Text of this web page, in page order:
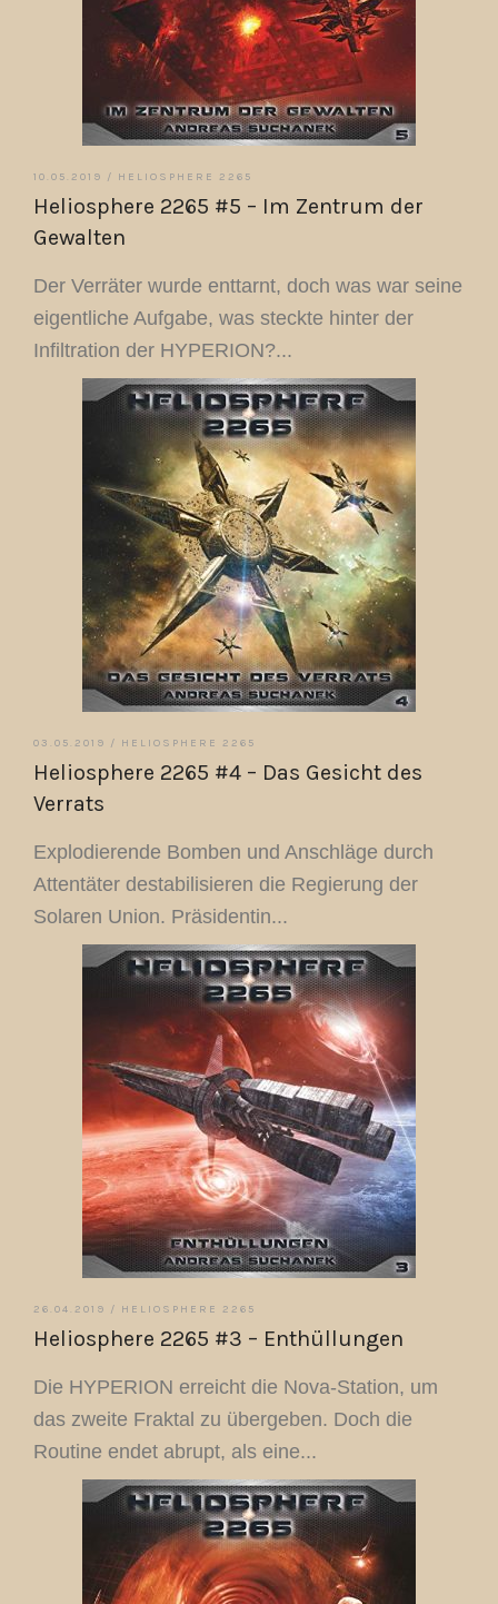
10.05.2019 / HELIOSPHERE 2265
Heliosphere 2265 #5 – Im Zentrum der
Gewalten
Der Verräter wurde enttarnt, doch was war seine
eigentliche Aufgabe, was steckte hinter der
Infiltration der HYPERION?...
03.05.2019 / HELIOSPHERE 2265
Heliosphere 2265 #4 – Das Gesicht des
Verrats
Explodierende Bomben und Anschläge durch
Attentäter destabilisieren die Regierung der
Solaren Union. Präsidentin...
26.04.2019 / HELIOSPHERE 2265
Heliosphere 2265 #3 – Enthüllungen
Die HYPERION erreicht die Nova-Station, um
das zweite Fraktal zu übergeben. Doch die
Routine endet abrupt, als eine...